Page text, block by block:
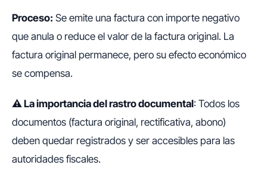
Proceso: Se emite una factura con importe negativo
que anula o reduce el valor de la factura original. La
factura original permanece, pero su efecto económico
se compensa.
⚠️ La importancia del rastro documental: Todos los
documentos (factura original, rectificativa, abono)
deben quedar registrados y ser accesibles para las
autoridades fiscales.